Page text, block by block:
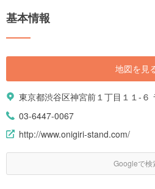
基本情報
地図を見
東京都渋谷区神宮前１丁目１１-６
03-6447-0067
http://www.onigiri-stand.com/
Googleで検